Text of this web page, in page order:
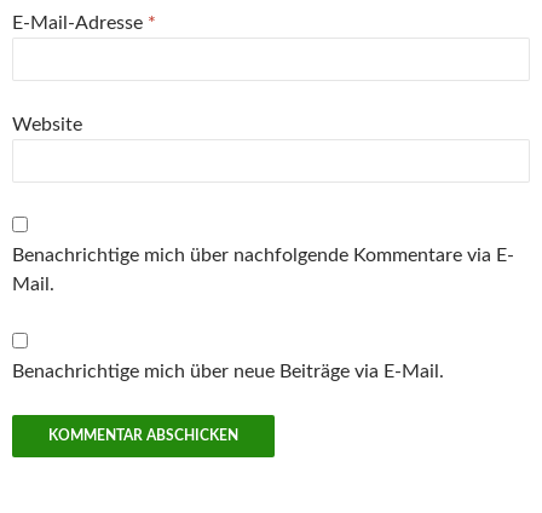
E-Mail-Adresse *
Website
Benachrichtige mich über nachfolgende Kommentare via E-
Mail.
Benachrichtige mich über neue Beiträge via E-Mail.